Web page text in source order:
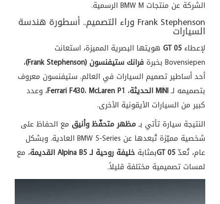
الشركة عن منتجات BMW M الرسمية.
Frank Stephenson وراء التصميم.. أسطورة هندسة
السيارات
لإعطاء 05 GT
هويتها البصرية المميزة، استعانت
Bovensiepen بخبرة
فرانك ستيفنسون (Frank Stephenson)
،
أحد أساطير تصميم السيارات في العالم. ستيفنسون معروف
بتصميمه لـMINI الحديثة ، Ferrari F430،McLaren P1
، وعدد
كبير من السيارات الأيقونية الأخرى.
النتيجة سيارة تأتي بـمظهر متحفّظ وأنيق مع الحفاظ على
شخصية مميّزة تُبعدها عن BMW 5-Series العادية. وبشكل
عام، تُعدّ05 GT بمثابة خليفة روحية لـ Alpina B5 القديمة
، مع
لمسات تصميمية مختلفة قليلاً.